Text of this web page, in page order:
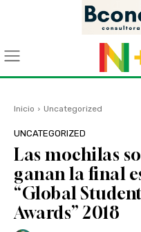
Inicio Uncategorized
UNCATEGORIZED
Las mochilas
ganan la final
“Global
Awards” 2018